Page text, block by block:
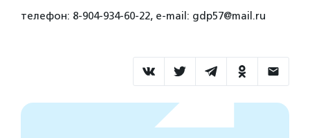
телефон: 8-904-934-60-22, e-mail: gdp57@mail.ru